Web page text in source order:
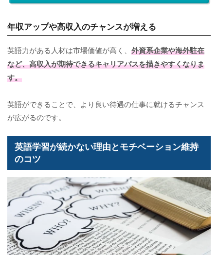
年収アップや高収入のチャンスが増える
英語力がある人材は市場価値が高く、 外資系企業や海外駐在
など、高収入が期待できるキャリアパスを描きやすくなりま
す。
英語ができることで、より良い待遇の仕事に就けるチャンス
が広がるのです。
英語学習が続かない理由とモチベーション維持
のコツ